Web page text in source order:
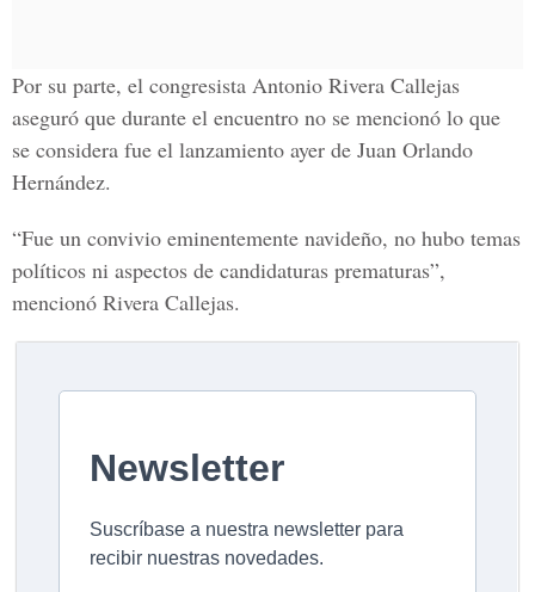
Por su parte, el congresista Antonio Rivera Callejas
aseguró que durante el encuentro no se mencionó lo que
se considera fue el lanzamiento ayer de Juan Orlando
Hernández.
“Fue un convivio eminentemente navideño, no hubo temas
políticos ni aspectos de candidaturas prematuras”,
mencionó Rivera Callejas.